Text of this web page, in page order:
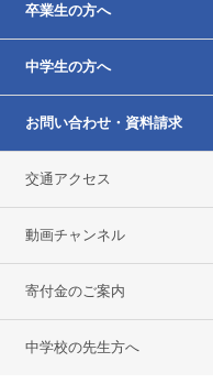
卒業生の方へ
中学生の方へ
お問い合わせ・資料請求
交通アクセス
動画チャンネル
寄付金のご案内
中学校の先生方へ